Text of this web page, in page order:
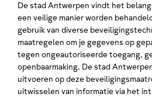
De stad Antwerpen vindt het
een veilige manier worden
gebruik van diverse
maatregelen om je gegevens op
tegen ongeautoriseerde toegang,
openbaarmaking. De stad
uitvoeren op deze
uitwisselen van informatie via het